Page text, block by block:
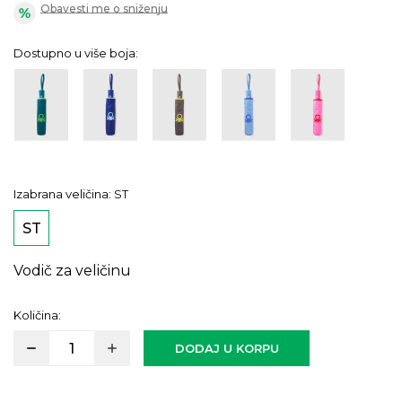
Obavesti me o sniženju
Dostupno u više boja:
Izabrana veličina: ST
ST
Vodič za veličinu
Količina:
DODAJ U KORPU